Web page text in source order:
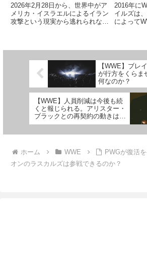
ニア43を開催予定
2026年2月28日から、世界中がア
メリカ・イスラエルによるイラン
攻撃という現実から逃れられなく
ウジで開催...
かす 「
れ」
2016年に
イルズは
によって
容は充実
【WWE】ブレ
が行方をくらま
何なのか？
【WWE】人員削減は今後も続
くと報じられる。アリスター・
ブラックとの再契約の動きは先
例になるかも？
ホーム WWE
PWGが復活
オンのラスカルズは参戦できるのか？